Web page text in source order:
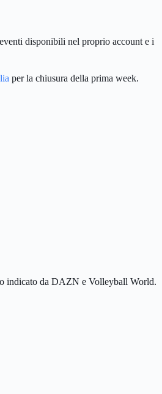
disponibili nel proprio account e i
per la chiusura della prima week.
indicato da DAZN e Volleyball World.